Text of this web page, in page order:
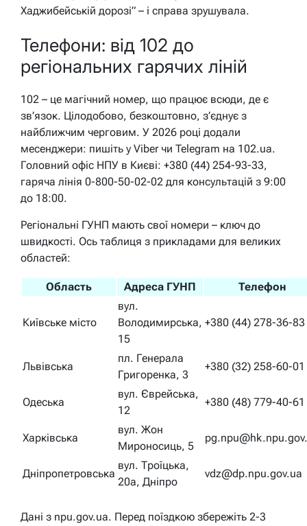
Хаджибейській дорозі” – і справа зрушувала.
Телефони: від 102 до
регіональних гарячих ліній
102 – це магічний номер, що працює всюди, де є
зв’язок. Цілодобово, безкоштовно, з’єднує з
найближчим черговим. У 2026 році додали
месенджери: пишіть у Viber чи Telegram на 102.ua.
Головний офіс НПУ в Києві: +380 (44) 254-93-33,
гаряча лінія 0-800-50-02-02 для консультацій з 9:00
до 18:00.
Регіональні ГУНП мають свої номери – ключ до
швидкості. Ось таблиця з прикладами для великих
областей:
Область Адреса ГУНП Телефон
Київське місто
вул.
Володимирська,
15
+380 (44) 278-36-83
Львівська
пл. Генерала
Григоренка, 3
+380 (32) 258-60-01
Одеська
вул. Єврейська,
12
+380 (48) 779-40-61
Харківська
вул. Жон
Мироносиць, 5
Дніпропетровська
вул. Троїцька,
20а, Дніпро
vdz@dp.npu.gov.ua
Дані з npu.gov.ua. Перед поїздкою збережіть 2-3